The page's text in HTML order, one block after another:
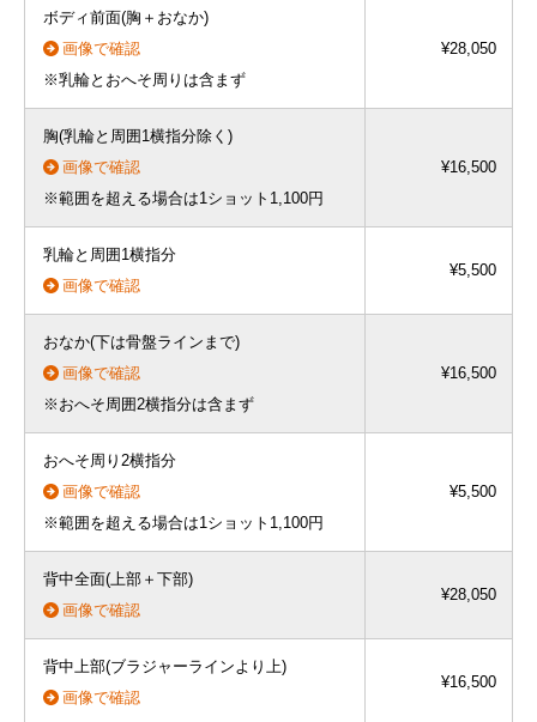
ボディ前面(胸＋おなか)
画像で確認
※乳輪とおへそ周りは含まず
¥28,050
胸(乳輪と周囲1横指分除く)
画像で確認
※範囲を超える場合は1ショット1,100円
¥16,500
乳輪と周囲1横指分
画像で確認
¥5,500
おなか(下は骨盤ラインまで)
画像で確認
※おへそ周囲2横指分は含まず
¥16,500
おへそ周り2横指分
画像で確認
※範囲を超える場合は1ショット1,100円
¥5,500
背中全面(上部＋下部)
画像で確認
¥28,050
背中上部(ブラジャーラインより上)
画像で確認
¥16,500